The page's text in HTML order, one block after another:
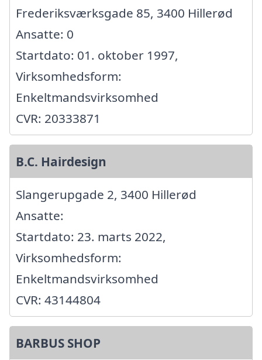
Frederiksværksgade 85, 3400 Hillerød
Ansatte: 0
Startdato: 01. oktober 1997,
Virksomhedsform:
Enkeltmandsvirksomhed
CVR: 20333871
B.C. Hairdesign
Slangerupgade 2, 3400 Hillerød
Ansatte:
Startdato: 23. marts 2022,
Virksomhedsform:
Enkeltmandsvirksomhed
CVR: 43144804
BARBUS SHOP